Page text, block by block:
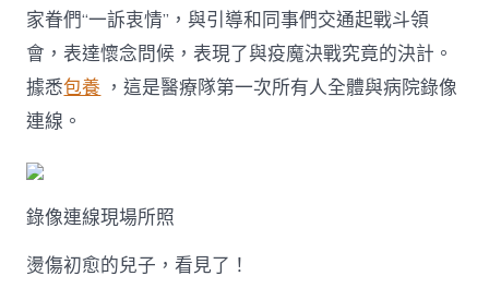
家眷們“一訴衷情”，與引導和同事們交通起戰斗領
會，表達懷念問候，表現了與疫魔決戰究竟的決計。
據悉包養 ，這是醫療隊第一次所有人全體與病院錄像
連線。
錄像連線現場所照
燙傷初愈的兒子，看見了！